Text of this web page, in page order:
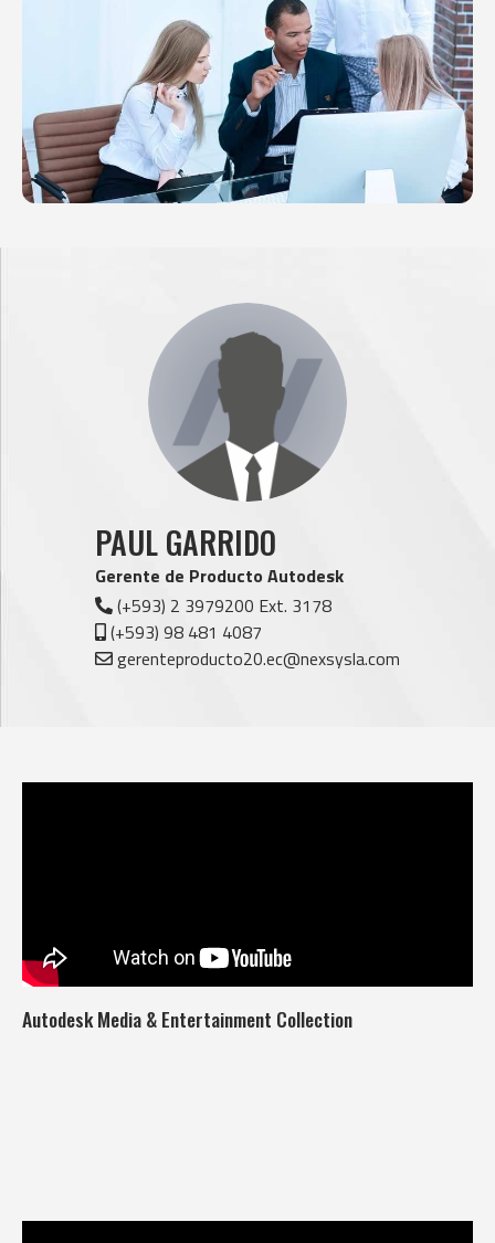
PAUL GARRIDO
Gerente de Producto Autodesk
(+593) 2 3979200 Ext. 3178
(+593) 98 481 4087
gerenteproducto20.ec@nexsysla.com
Autodesk Media & Entertainment Collection